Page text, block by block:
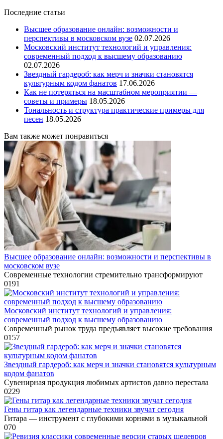
Последние статьи
Высшее образование онлайн: возможности и
перспективы в московском вузе 02.07.2026
Московский институт технологий и управления:
современный подход к высшему образованию
02.07.2026
Звездный гардероб: как мерч и значки становятся
культурным кодом фанатов 17.06.2026
Как не потеряться на масштабном мероприятии —
советы и примеры 18.05.2026
Тональность и структура практические примеры для
песен 18.05.2026
Вам также может понравиться
Высшее образование онлайн: возможности и перспективы в
московском вузе
Современные технологии стремительно трансформируют
0191
Московский институт технологий и управления:
современный подход к высшему образованию
Современный рынок труда предъявляет высокие требования
0157
Звездный гардероб: как мерч и значки становятся культурным
кодом фанатов
Сувенирная продукция любимых артистов давно перестала
0229
Гены гитар как легендарные техники звучат сегодня
Гитара — инструмент с глубокими корнями в музыкальной
070